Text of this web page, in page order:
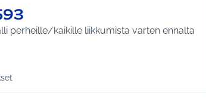
perheille/kaikille liikkumista varten ennalta
kylät Liikunta ja harrastukset